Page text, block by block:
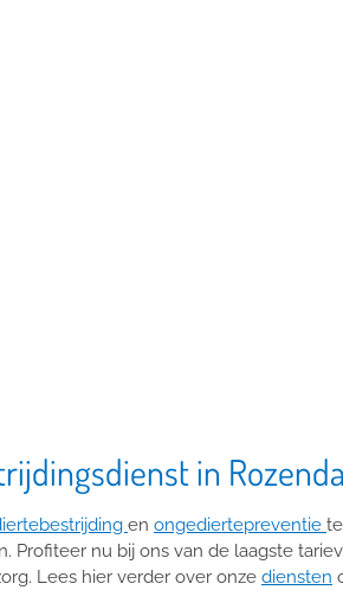
in
en ongediertepreventie
Profiteer nu bij ons van de laagste
Lees hier verder over onze diensten